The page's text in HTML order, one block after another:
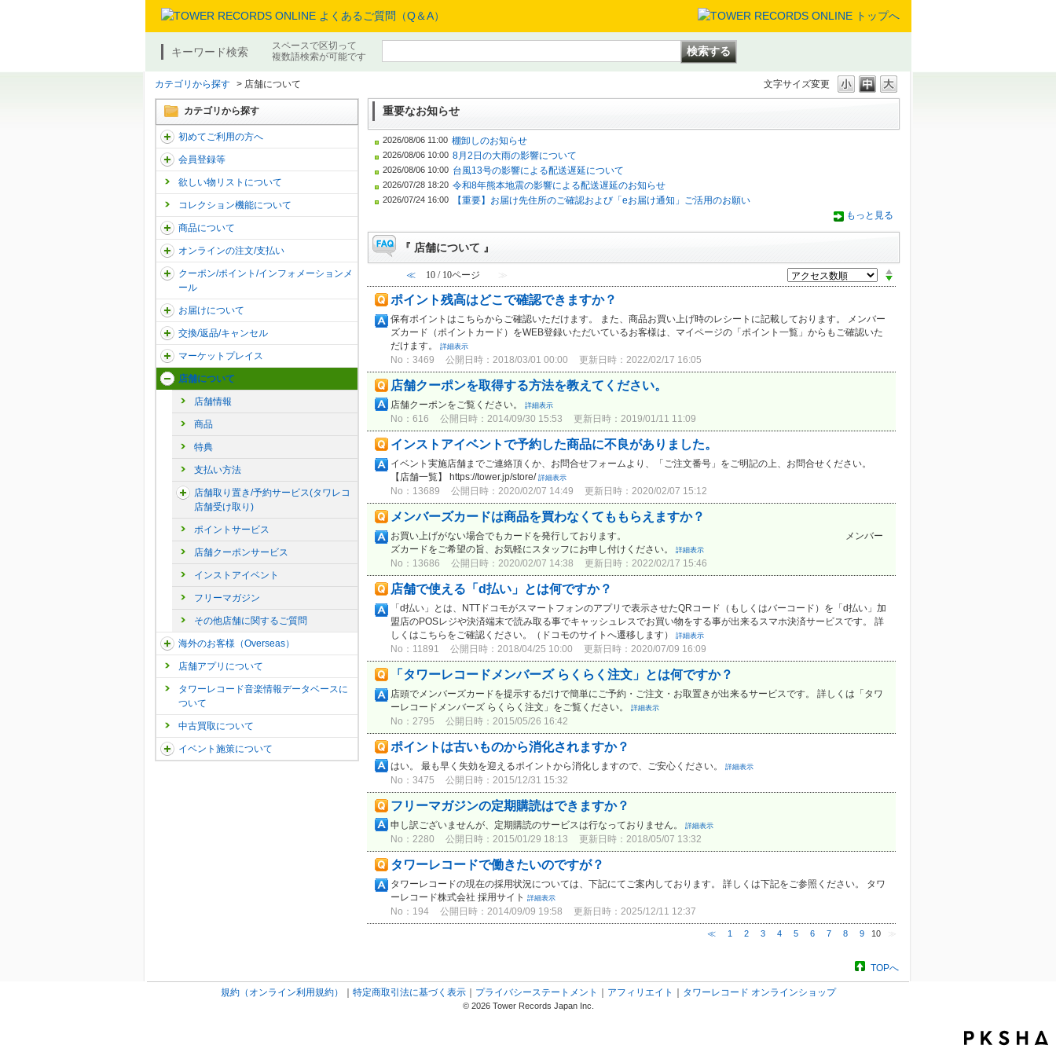
キーワード検索
スペースで区切って
複数語検索が可能です
文字サイズ変更
カテゴリから探す > 店舗について
カテゴリから探す
初めてご利用の方へ
会員登録等
欲しい物リストについて
コレクション機能について
商品について
オンラインの注文/支払い
クーポン/ポイント/インフォメーションメ
ール
お届けについて
交換/返品/キャンセル
マーケットプレイス
店舗について
店舗情報
商品
特典
支払い方法
店舗取り置き/予約サービス(タワレコ
店舗受け取り)
ポイントサービス
店舗クーポンサービス
インストアイベント
フリーマガジン
その他店舗に関するご質問
海外のお客様（Overseas）
店舗アプリについて
タワーレコード音楽情報データベースに
ついて
中古買取について
イベント施策について
重要なお知らせ
2026/08/06 11:00 棚卸しのお知らせ
2026/08/06 10:00 8月2日の大雨の影響について
2026/08/06 10:00 台風13号の影響による配送遅延について
2026/07/28 18:20 令和8年熊本地震の影響による配送遅延のお知らせ
2026/07/24 16:00
【重要】お届け先住所のご確認および「eお届け通知」ご活用のお願い
もっと見る
『 店舗について 』
≪ 10 / 10ページ ≫
ポイント残高はどこで確認できますか？
保有ポイントはこちらからご確認いただけます。 また、商品お買い上げ時のレシートに記載しております。 メンバー
ズカード（ポイントカード）をWEB登録いただいているお客様は、マイページの「ポイント一覧」からもご確認いた
だけます。
詳細表示
No：3469 公開日時：2018/03/01 00:00 更新日時：2022/02/17 16:05
店舗クーポンを取得する方法を教えてください。
店舗クーポンをご覧ください。 詳細表示
No：616 公開日時：2014/09/30 15:53 更新日時：2019/01/11 11:09
インストアイベントで予約した商品に不良がありました。
イベント実施店舗までご連絡頂くか、お問合せフォームより、「ご注文番号」をご明記の上、お問合せください。
【店舗一覧】 https://tower.jp/store/ 詳細表示
No：13689 公開日時：2020/02/07 14:49 更新日時：2020/02/07 15:12
メンバーズカードは商品を買わなくてももらえますか？
お買い上げがない場合でもカードを発行しております。 メンバー
ズカードをご希望の旨、お気軽にスタッフにお申し付けください。
詳細表示
No：13686 公開日時：2020/02/07 14:38 更新日時：2022/02/17 15:46
店舗で使える「d払い」とは何ですか？
「d払い」とは、NTTドコモがスマートフォンのアプリで表示させたQRコード（もしくはバーコード）を「d払い」加
盟店のPOSレジや決済端末で読み取る事でキャッシュレスでお買い物をする事が出来るスマホ決済サービスです。 詳
しくはこちらをご確認ください。（ドコモのサイトへ遷移します）
詳細表示
No：11891 公開日時：2018/04/25 10:00 更新日時：2020/07/09 16:09
「タワーレコードメンバーズ らくらく注文」とは何ですか？
店頭でメンバーズカードを提示するだけで簡単にご予約・ご注文・お取置きが出来るサービスです。 詳しくは「タワ
ーレコードメンバーズ らくらく注文」をご覧ください。
詳細表示
No：2795 公開日時：2015/05/26 16:42
ポイントは古いものから消化されますか？
はい。 最も早く失効を迎えるポイントから消化しますので、ご安心ください。 詳細表示
No：3475 公開日時：2015/12/31 15:32
フリーマガジンの定期購読はできますか？
申し訳ございませんが、定期購読のサービスは行なっておりません。 詳細表示
No：2280 公開日時：2015/01/29 18:13 更新日時：2018/05/07 13:32
タワーレコードで働きたいのですが？
タワーレコードの現在の採用状況については、下記にてご案内しております。 詳しくは下記をご参照ください。 タワ
ーレコード株式会社 採用サイト 詳細表示
No：194 公開日時：2014/09/09 19:58 更新日時：2025/12/11 12:37
≪ 1 2 3 4 5 6 7 8 9 10
TOPへ
規約（オンライン利用規約） 特定商取引法に基づく表示｜ プライバシーステートメント アフィリエイト
タワーレコード オンラインショップ
© 2026 Tower Records Japan Inc.